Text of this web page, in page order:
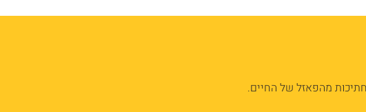
מהפאזל של החיים.